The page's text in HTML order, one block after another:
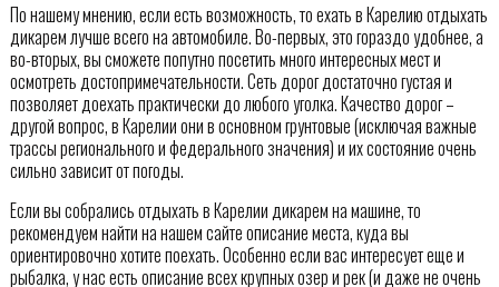
По нашему мнению, если есть возможность, то ехать в Карелию отдыхать
дикарем лучше всего на автомобиле. Во-первых, это гораздо удобнее, а
во-вторых, вы сможете попутно посетить много интересных мест и
осмотреть достопримечательности. Сеть дорог достаточно густая и
позволяет доехать практически до любого уголка. Качество дорог –
другой вопрос, в Карелии они в основном грунтовые (исключая важные
трассы регионального и федерального значения) и их состояние очень
сильно зависит от погоды.
Если вы собрались отдыхать в Карелии дикарем на машине, то
рекомендуем найти на нашем сайте описание места, куда вы
ориентировочно хотите поехать. Особенно если вас интересует еще и
рыбалка, у нас есть описание всех крупных озер и рек (и даже не очень